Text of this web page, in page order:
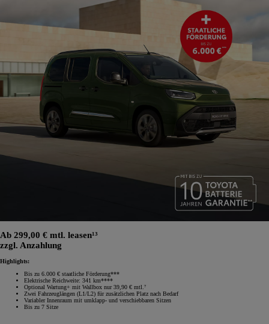
Ab 299,00 € mtl. leasen¹³
zzgl. Anzahlung
Highlights:
Bis zu 6.000 € staatliche Förderung***
Elektrische Reichweite: 341 km****
Optional Wartung+ mit Wallbox nur 39,90 € mtl.⁷
Zwei Fahrzeuglängen (L1/L2) für zusätzlichen Platz nach Bedarf
Variabler Innenraum mit umklapp‑ und verschiebbaren Sitzen
Bis zu 7 Sitze